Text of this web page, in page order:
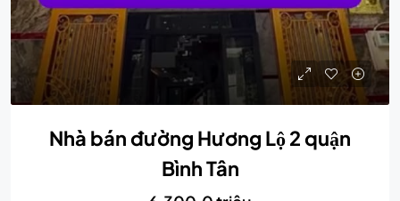
Nhà bán đường Hương Lộ 2 quận
Bình Tân